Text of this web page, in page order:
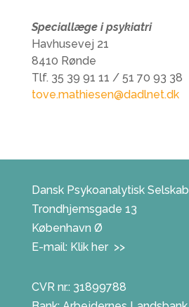
Speciallæge i psykiatri
Havhusevej 21
8410 Rønde
Tlf. 35 39 91 11 / 51 70 93 38
tove.mathiesen@dadlnet.dk
Dansk Psykoanalytisk Selskab
Trondhjemsgade 13
København Ø
E-mail: Klik her >>
CVR nr.: 31899788